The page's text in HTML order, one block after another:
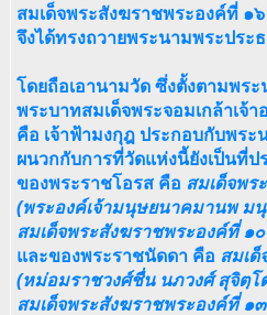
สมเด็จพระสังฆราชพระองค์ที่ ๑
จึงได้ทรงถวายพระนามพระปร
โดยถือเอานามวัด ซึ่งตั้งตามพระ
พระบาทสมเด็จพระจอมเกล้าเจ้
คือ เจ้าฟ้ามงกุฎ ประกอบกับพร
ผนวกกับการที่วัดแห่งนี้ยังเป็นที่
ของพระราชโอรส คือ สมเด็จพ
(พระองค์เจ้ามนุษยนาคมานพ ม
สมเด็จพระสังฆราชพระองค์ที่ ๑
และของพระราชนัดดา คือ สมเ
(หม่อมราชวงศ์ชื่น นภวงศ์ สุจิตฺโ
สมเด็จพระสังฆราชพระองค์ที่ ๑